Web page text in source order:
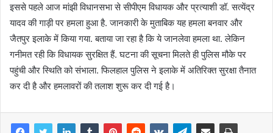
इससे पहले आज मांझी विधानसभा से सीपीएम विधायक और प्रत्याशी डॉ. सत्येंद्र
यादव की गाड़ी पर हमला हुआ है. जानकारी के मुताबिक यह हमला बनवार और
जैतपुर इलाके में किया गया. बताया जा रहा है कि ये जानलेवा हमला था. लेकिन
गनीमत रही कि विधायक सुरक्षित हैं. घटना की सूचना मिलते ही पुलिस मौके पर
पहुंची और स्थिति को संभाला. फिलहाल पुलिस ने इलाके में अतिरिक्त सुरक्षा तैनात
कर दी है और हमलावरों की तलाश शुरू कर दी गई है।